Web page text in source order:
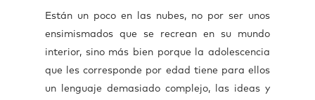
Están un poco en las nubes, no por ser unos
ensimismados que se recrean en su mundo
interior, sino más bien porque la adolescencia
que les corresponde por edad tiene para ellos
un lenguaje demasiado complejo, las ideas y